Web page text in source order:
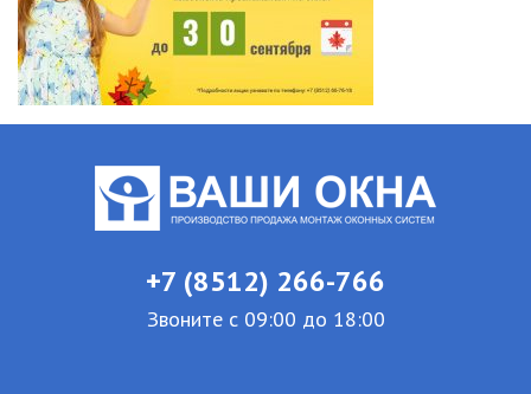
+7 (8512) 266-766
Звоните с 09:00 до 18:00